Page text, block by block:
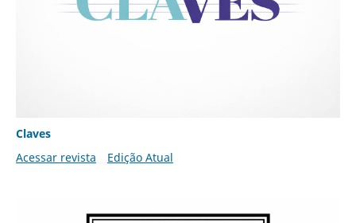
Claves
Acessar revista
Edição Atual